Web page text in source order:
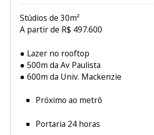
Stúdios de 30m²
A partir de R$ 497.600
● Lazer no rooftop
● 500m da Av Paulista
● 600m da Univ. Mackenzie
Próximo ao metrô
Portaria 24 horas